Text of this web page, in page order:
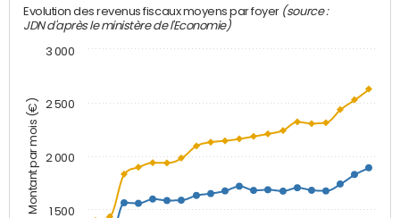
Montant par mois (€)
Evolution des revenus fiscaux moyens par foyer (source :
JDN d'après le ministère de l'Economie)
1 500
2 000
2 500
3 000